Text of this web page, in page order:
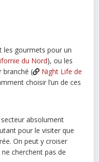
les gourmets pour un
du Nord), ou les
branché (
Night Life de
choisir l’un de ces
secteur absolument
pour le visiter que
On peut y croiser
cherchent pas de